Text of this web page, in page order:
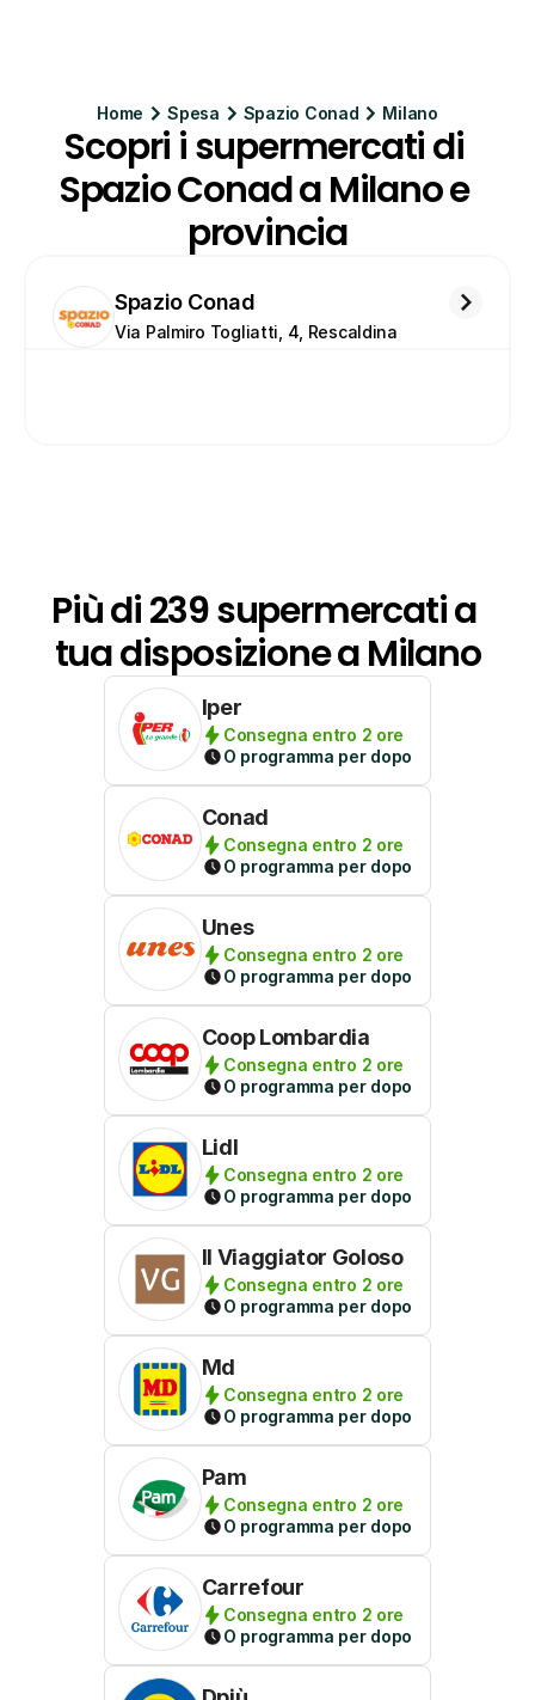
Home Spesa Spazio Conad Milano
Scopri i supermercati di
Spazio Conad a Milano e
provincia
Spazio Conad
Via Palmiro Togliatti, 4, Rescaldina
Più di 239 supermercati a
tua disposizione a Milano
Iper
Consegna entro 2 ore
O programma per dopo
Conad
Consegna entro 2 ore
O programma per dopo
Unes
Consegna entro 2 ore
O programma per dopo
Coop Lombardia
Consegna entro 2 ore
O programma per dopo
Lidl
Consegna entro 2 ore
O programma per dopo
Il Viaggiator Goloso
Consegna entro 2 ore
O programma per dopo
Md
Consegna entro 2 ore
O programma per dopo
Pam
Consegna entro 2 ore
O programma per dopo
Carrefour
Consegna entro 2 ore
O programma per dopo